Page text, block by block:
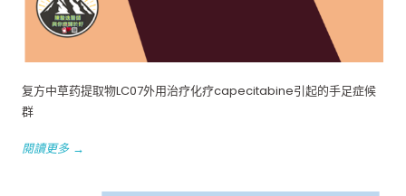
复方中草药提取物LC07外用治疗化疗capecitabine引起的手足症候
群
閱讀更多 →